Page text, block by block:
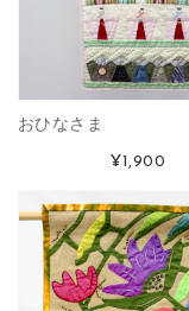
おひなさま
¥1,900